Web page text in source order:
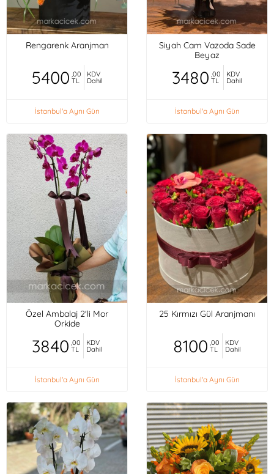
Rengarenk Aranjman
5400 ,00
TL
KDV
Dahil
İstanbul'a Aynı Gün
Siyah Cam Vazoda Sade
Beyaz
3480 ,00
TL
KDV
Dahil
İstanbul'a Aynı Gün
Özel Ambalaj 2'li Mor
Orkide
3840 ,00
TL
KDV
Dahil
İstanbul'a Aynı Gün
25 Kırmızı Gül Aranjmanı
8100 ,00
TL
KDV
Dahil
İstanbul'a Aynı Gün